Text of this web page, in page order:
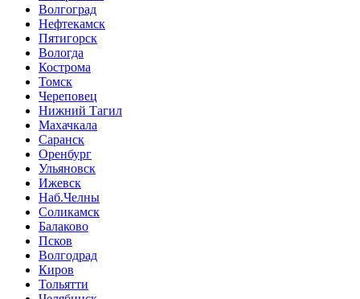
Волгоград
Нефтекамск
Пятигорск
Вологда
Кострома
Томск
Череповец
Нижний Тагил
Махачкала
Саранск
Оренбург
Ульяновск
Ижевск
Наб.Челны
Соликамск
Балаково
Псков
Волгодрад
Киров
Тольятти